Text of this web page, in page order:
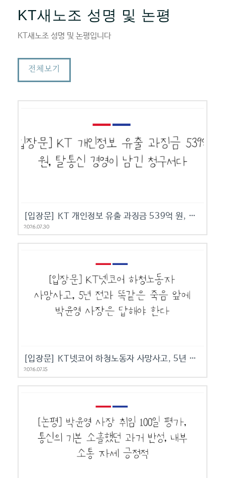
KT새노조 성명 및 논평
KT새노조 성명 및 논평입니다
전체보기
[입장문] KT 개인정보 유출 과징금 539억 원, 탈통신 경영이 남긴 청구서다
2026.07.30
[입장문] KT넷코어 하청노동자 사망사고, 5년 전과 똑같은 죽음 앞에 박윤영 사장은 답해야 한다
2026.07.15